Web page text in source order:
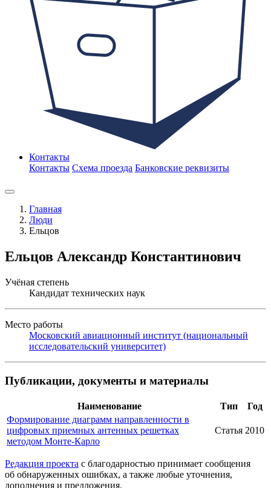
Контакты
Контакты Схема проезда Банковские реквизиты
Главная
Люди
Ельцов
Ельцов Александр Константинович
Учёная степень
Кандидат технических наук
Место работы
Московский авиационный институт (национальный
исследовательский университет)
Публикации, документы и материалы
Наименование Тип
Год
Формирование диаграмм направленности в
цифровых приемных антенных решетках
методом Монте-Карло
Статья 2010
Редакция проекта с благодарностью принимает сообщения
об обнаруженных ошибках, а также любые уточнения,
дополнения и предложения.